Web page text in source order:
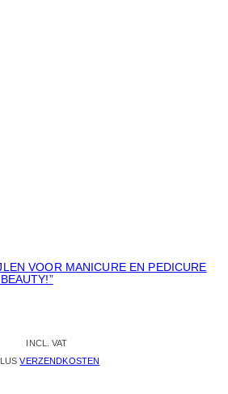
VOOR MANICURE EN PEDICURE
INCL. VAT
VERZENDKOSTEN